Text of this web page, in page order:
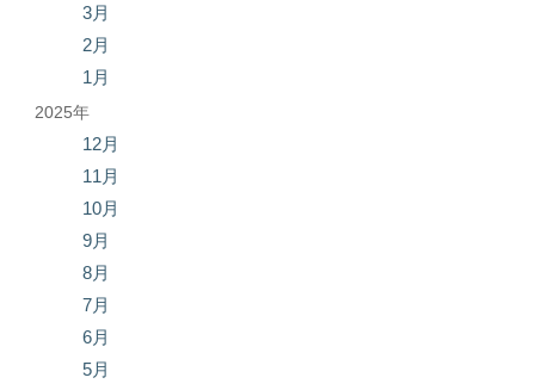
3月
2月
1月
2025年
12月
11月
10月
9月
8月
7月
6月
5月